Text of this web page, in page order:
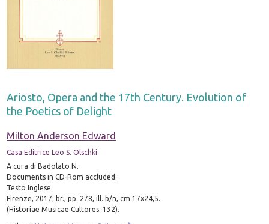
Ariosto, Opera and the 17th Century. Evolution of
the Poetics of Delight
Milton Anderson Edward
Casa Editrice Leo S. Olschki
A cura di Badolato N.
Documents in CD-Rom accluded.
Testo Inglese.
Firenze, 2017; br., pp. 278, ill. b/n, cm 17x24,5.
(Historiae Musicae Cultores. 132).